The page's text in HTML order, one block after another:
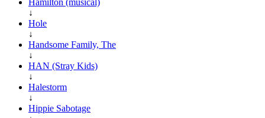
↓
Hole
↓
Handsome Family, The
↓
HAN (Stray Kids)
↓
Halestorm
↓
Hippie Sabotage